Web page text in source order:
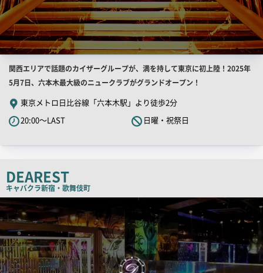
店
舗
PR
キ
ャ
ピ
ー
関西エリアで話題のカイザーグループが、満を持して東京に初上陸！2025年
5月7日、六本木最大級のニュークラブがグランドオープン！
東京メトロ日比谷線「六本木駅」より徒歩2分
20:00～LAST
日曜・祝祭日
DEAREST
キャバクラ新宿・歌舞伎町
検
索
結
一
覧
用
画
像